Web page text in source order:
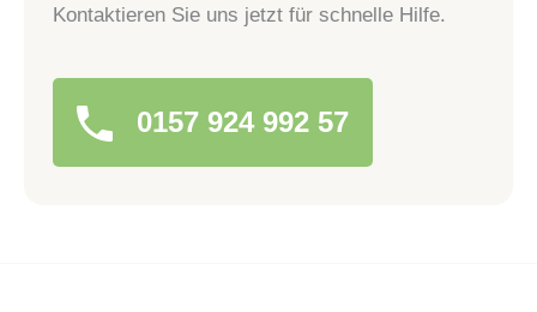
Kontaktieren Sie uns jetzt für schnelle Hilfe.
0157 924 992 57